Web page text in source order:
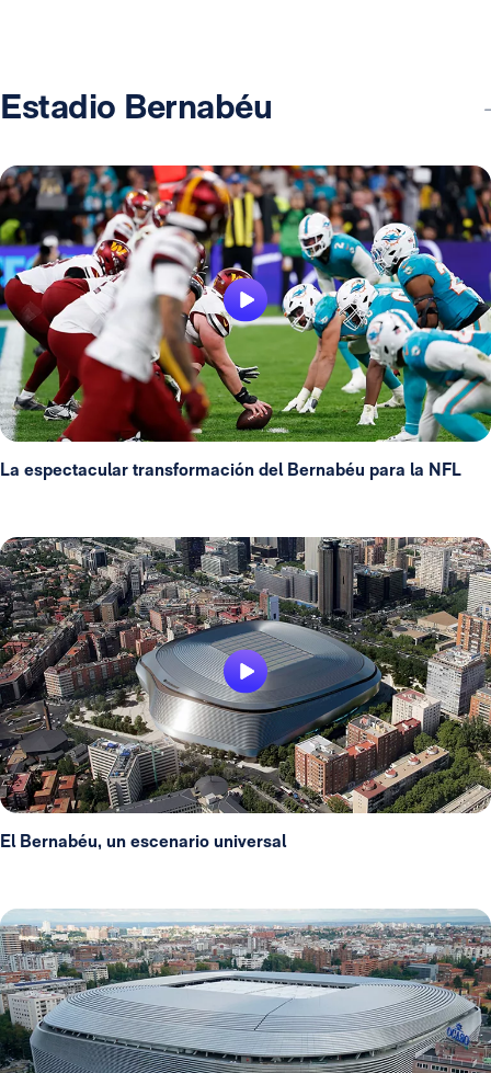
Estadio Bernabéu
La espectacular transformación del Bernabéu para la NFL
El Bernabéu, un escenario universal